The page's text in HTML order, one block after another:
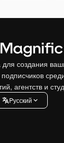
создания
агентств и
Pусский